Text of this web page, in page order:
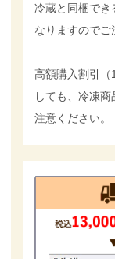
冷蔵と同梱でき
なりますのでご
高額購入割引（
しても、冷凍
注意ください。